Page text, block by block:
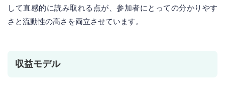
して直感的に読み取れる点が、参加者にとっての分かりやす
さと流動性の高さを両立させています。
収益モデル